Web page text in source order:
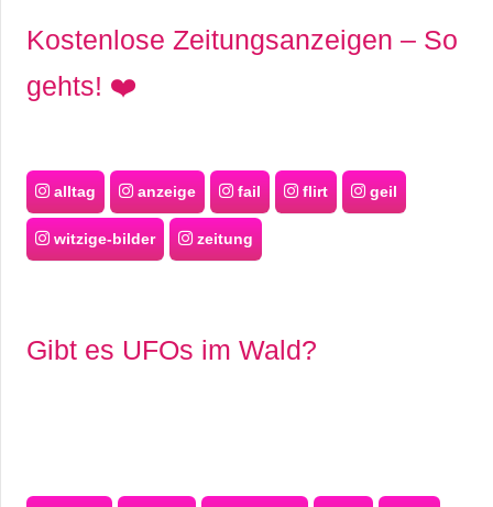
Kostenlose Zeitungsanzeigen – So
gehts! ❤️
alltag anzeige fail flirt geil
witzige-bilder zeitung
Gibt es UFOs im Wald?